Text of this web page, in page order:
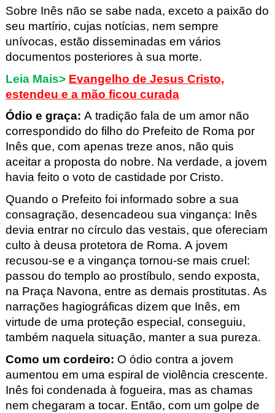
Sobre Inês não se sabe nada, exceto a paixão do
seu martírio, cujas notícias, nem sempre
unívocas, estão disseminadas em vários
documentos posteriores à sua morte.
Leia Mais> Evangelho de Jesus Cristo,
estendeu e a mão ficou curada
Ódio e graça: A tradição fala de um amor não
correspondido do filho do Prefeito de Roma por
Inês que, com apenas treze anos, não quis
aceitar a proposta do nobre. Na verdade, a jovem
havia feito o voto de castidade por Cristo.
Quando o Prefeito foi informado sobre a sua
consagração, desencadeou sua vingança: Inês
devia entrar no círculo das vestais, que ofereciam
culto à deusa protetora de Roma. A jovem
recusou-se e a vingança tornou-se mais cruel:
passou do templo ao prostíbulo, sendo exposta,
na Praça Navona, entre as demais prostitutas. As
narrações hagiográficas dizem que Inês, em
virtude de uma proteção especial, conseguiu,
também naquela situação, manter a sua pureza.
Como um cordeiro: O ódio contra a jovem
aumentou em uma espiral de violência crescente.
Inês foi condenada à fogueira, mas as chamas
nem chegaram a tocar. Então, com um golpe de